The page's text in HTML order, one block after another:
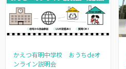
かえつ有明中学校 おうちdeオ
ンライン説明会